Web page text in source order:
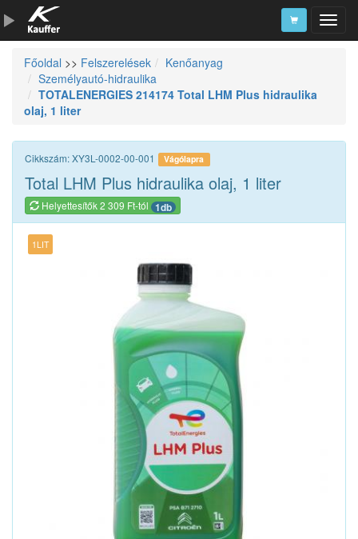
Szerszámkatalógus
Kosár
Főoldal >> Felszerelések
Kenőanyag
Személyautó-hidraulika
TOTALENERGIES 214174 Total LHM Plus hidraulika
olaj, 1 liter
Cikkszám: XY3L-0002-00-001 Vágólapra
Total LHM Plus hidraulika olaj, 1 liter
Helyettesítők 2 309 Ft-tól 1db
1LIT